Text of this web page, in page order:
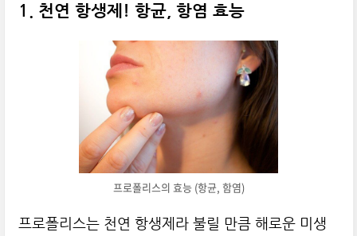
1. 천연 항생제! 항균, 항염 효능
프로폴리스의 효능 (항균, 함염)
프로폴리스는 천연 항생제라 불릴 만큼 해로운 미생